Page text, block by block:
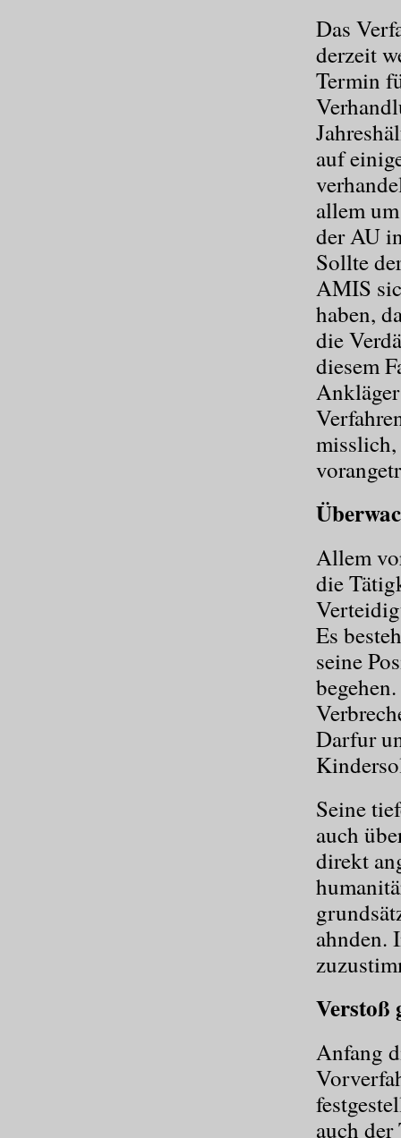
Das
derzeit
Termin
auf
allem
der AU
Sollte
AMIS
haben,
die
diesem
misslich,
Allem
die
Es
seine
Darfur
Seine
auch
direkt
ahnden.
Verstoß
Anfang
auch der